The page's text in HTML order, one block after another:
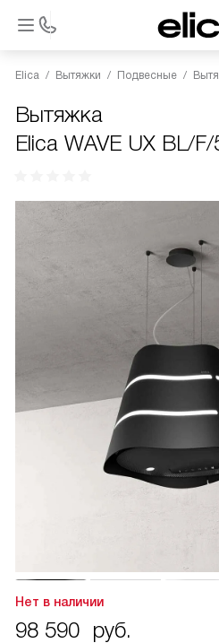
Elica Вытяжки Подвесные
Вытяжка
Elica WAVE UX BL/F/
Нет в наличии
98 590 руб.